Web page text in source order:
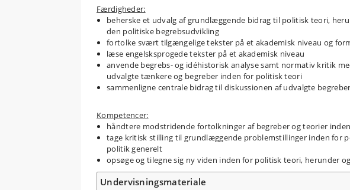
Færdigheder:
beherske et udvalg af grundlæggende bidrag til politisk teori,
den politiske begrebsudvikling
fortolke svært tilgængelige tekster på et akademisk niveau og
læse engelsksprogede tekster på et akademisk niveau
anvende begrebs- og idéhistorisk analyse samt normativ kritik
udvalgte tænkere og begreber inden for politisk teori
sammenligne centrale bidrag til diskussionen af udvalgte
Kompetencer:
håndtere modstridende fortolkninger af begreber og teorier
tage kritisk stilling til grundlæggende problemstillinger inden for
politik generelt
opsøge og tilegne sig ny viden inden for politisk teori, herunder
Undervisningsmateriale